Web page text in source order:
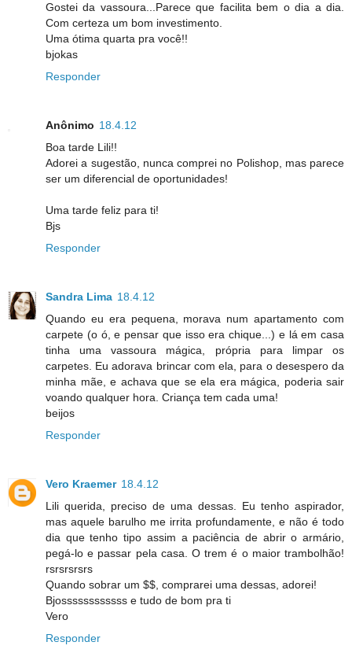
Gostei da vassoura...Parece que facilita bem o dia a dia.
Com certeza um bom investimento.
Uma ótima quarta pra você!!
bjokas
Responder
Anônimo 18.4.12
Boa tarde Lili!!
Adorei a sugestão, nunca comprei no Polishop, mas parece
ser um diferencial de oportunidades!
Uma tarde feliz para ti!
Bjs
Responder
Sandra Lima 18.4.12
Quando eu era pequena, morava num apartamento com
carpete (o ó, e pensar que isso era chique...) e lá em casa
tinha uma vassoura mágica, própria para limpar os
carpetes. Eu adorava brincar com ela, para o desespero da
minha mãe, e achava que se ela era mágica, poderia sair
voando qualquer hora. Criança tem cada uma!
beijos
Responder
Vero Kraemer 18.4.12
Lili querida, preciso de uma dessas. Eu tenho aspirador,
mas aquele barulho me irrita profundamente, e não é todo
dia que tenho tipo assim a paciência de abrir o armário,
pegá-lo e passar pela casa. O trem é o maior trambolhão!
rsrsrsrsrs
Quando sobrar um $$, comprarei uma dessas, adorei!
Bjossssssssssss e tudo de bom pra ti
Vero
Responder